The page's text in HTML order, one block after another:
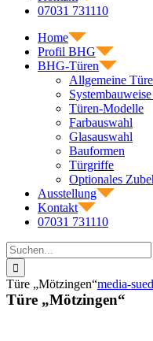
07031 731110
Home
Profil BHG
BHG-Türen
Allgemeine
Türen-Modelle
Farbauswahl
Glasauswahl
Bauformen
Türgriffe
Optionales
Ausstellung
Kontakt
07031 731110
Suche
nach:
Türe „Mötzingen“media-sued
Türe „Mötzingen“